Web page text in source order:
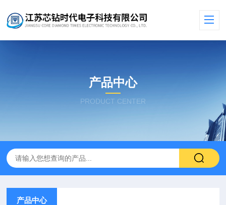
产品中心
PRODUCT CENTER
产品中心